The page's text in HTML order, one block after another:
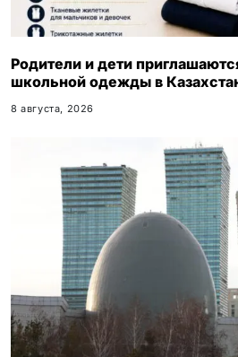
Родители и дети
школьной одежды в
8 августа, 2026